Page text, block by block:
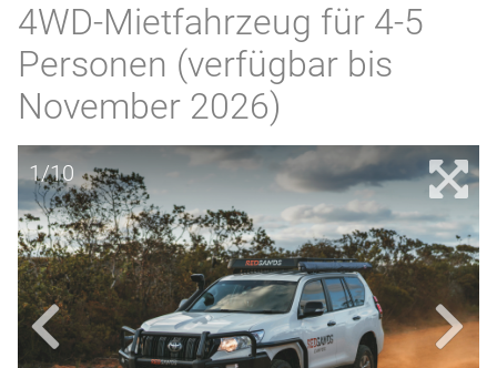
4WD-Mietfahrzeug für 4-5
Personen (verfügbar bis
November 2026)
1/10